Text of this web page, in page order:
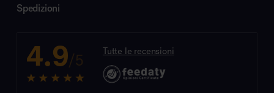
Spedizioni
4.9/5 Tutte le recensioni